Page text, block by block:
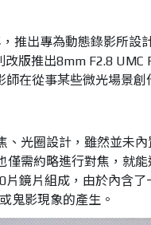
推出專為動態錄影所設
版推出8mm F2.8 UMC
在從事某些微光場景創
光圈設計，雖然並未
需約略進行對焦，就能
鏡片組成，由於內含了
鬼影現象的產生。